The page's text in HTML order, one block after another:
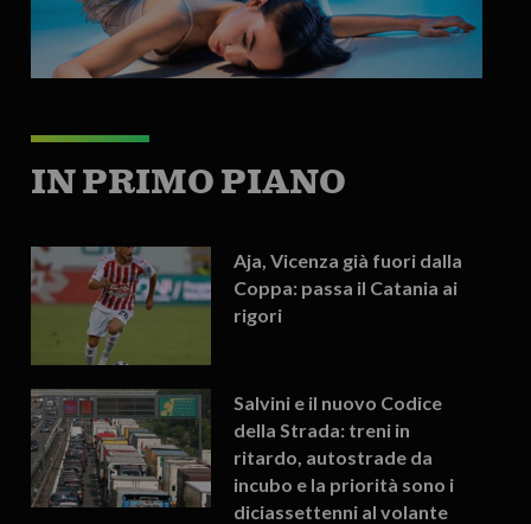
IN PRIMO PIANO
Aja, Vicenza già fuori dalla
Coppa: passa il Catania ai
rigori
Salvini e il nuovo Codice
della Strada: treni in
ritardo, autostrade da
incubo e la priorità sono i
diciassettenni al volante